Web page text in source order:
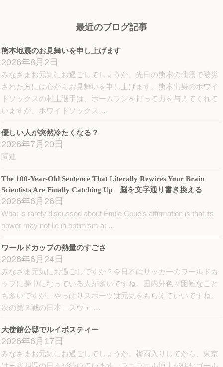
(新
し
い
ウ
ィ
ン
ド
ウ
で
き
ま
ッ
ク
し
て
く
だ
さ
い
(新
し
ウ
ド
ウ
で
開
(新
し
い
ウ
ィ
ン
ド
ウ
で
開
き
ま
最近のブログ記事
熊本地震のお見舞いを申し上げます
2026年8月2日
みなさまお元気にお過ごしでしょうか。先日の熊本の地震で被災
された方には心からお見舞いを申し上げます。熊本出身のホワイ
トソックスの村上選手は、ホームランを打って力を与えてくれて
いますが、ホワイトソックス …
優しい人が突然冷たくなる？
2026年7月20日
関連
The 100-Year-Old Sentence That Literally Rewires Your Brain
Scientists Are Finally Catching Up 脳を文字通り書き換える
2026年6月26日
What is rarely discussed about Émile Coué’s affirmation is that its
power may not lie in optimism at …
ワールドカップの熱量のすごさ
2026年6月24日
みなさま元気にお過ごしですか？今日本はサッカーのワールドカ
ップに夢中になっている人が多いですね。国内外色々困難なこと
も多いですが、やっぱりスポーツは元気をもらえていいですね。
次の第３戦の日本―スウェ …
大使館公邸でルイボスティー
2026年6月17日
みなさまお元気にお過ごしでしょうか。梅雨入りしてから、東京
は三寒四温の日々が続いています。ラエラエル博士が住むゴール